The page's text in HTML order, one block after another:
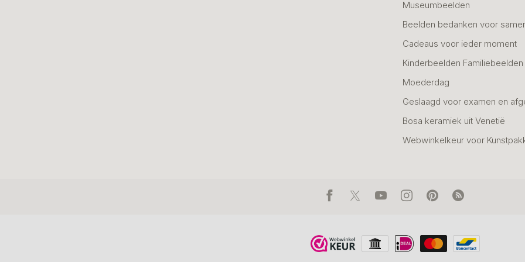
Museumbeelden
Beelden bedanken voor
Cadeaus voor ieder moment
Kinderbeelden Familiebeelden
Moederdag
Geslaagd voor examen en
Bosa keramiek uit Venetië
Webwinkelkeur voor